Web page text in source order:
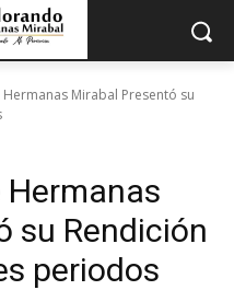
Mirabal Presentó su
Hermanas
su Rendición
periodos